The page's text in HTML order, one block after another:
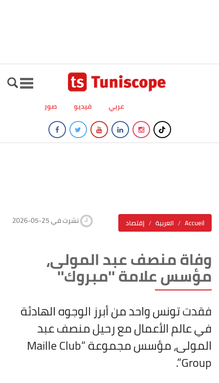
صور فيديو عربي
إقتصاد العربية Accueil 2026-05-25 نشرت في
وفاة منصف عبد المولى،
مؤسس علامة ''مبروك''
فقدت تونس واحد من أبرز الوجوه الهادئة
في عالم الأعمال مع رحيل منصف عبد
المولى، مؤسس مجموعة “Maille Club
Group”.